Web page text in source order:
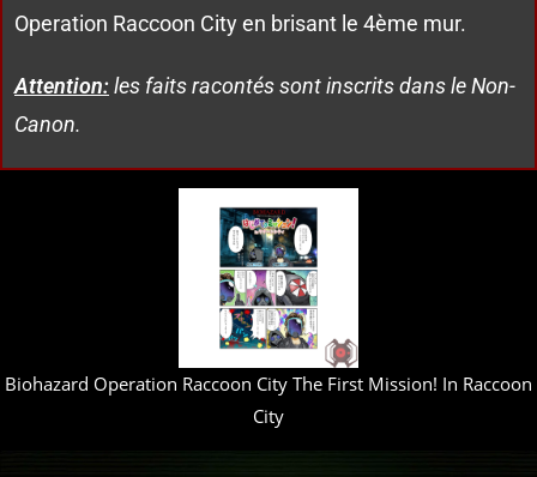
Operation Raccoon City en brisant le 4ème mur.
Attention:les faits racontés sont inscrits dans le Non-
Canon.
Biohazard Operation Raccoon City The First Mission! In Raccoon
City